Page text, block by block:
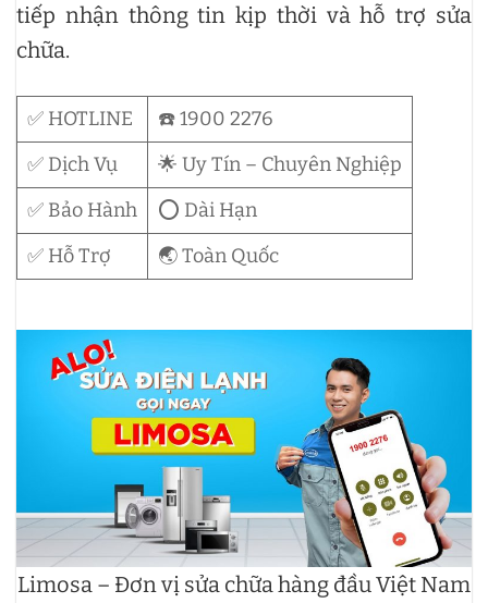
tiếp nhận thông tin kịp thời và hỗ trợ sửa
chữa.
✅ HOTLINE
☎️ 1900 2276
✅ Dịch Vụ
🌟 Uy Tín – Chuyên Nghiệp
✅ Bảo Hành
⭕ Dài Hạn
✅ Hỗ Trợ
🌏 Toàn Quốc
Limosa – Đơn vị sửa chữa hàng đầu Việt Nam